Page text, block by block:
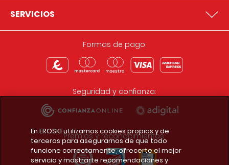
SERVICIOS
Formas de pago:
Seguridad y confianza:
Premios y reconocimientos:
En EROSKI utilizamos cookies propias y de
terceros para asegurarnos de que todo
funcione correctamente, ofrecerte el mejor
servicio y mostrarte recomendaciones y